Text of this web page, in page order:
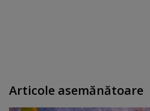
Articole asemănătoare